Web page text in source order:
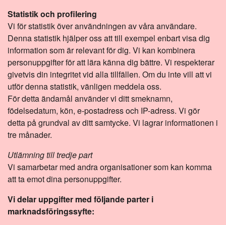
Statistik och profilering
Vi för statistik över användningen av våra användare.
Denna statistik hjälper oss att till exempel enbart visa dig
information som är relevant för dig. Vi kan kombinera
personuppgifter för att lära känna dig bättre. Vi respekterar
givetvis din integritet vid alla tillfällen. Om du inte vill att vi
utför denna statistik, vänligen meddela oss.
För detta ändamål använder vi ditt smeknamn,
födelsedatum, kön, e-postadress och IP-adress. Vi gör
detta på grundval av ditt samtycke. Vi lagrar informationen i
tre månader.
Utlämning till tredje part
Vi samarbetar med andra organisationer som kan komma
att ta emot dina personuppgifter.
Vi delar uppgifter med följande parter i
marknadsföringssyfte: